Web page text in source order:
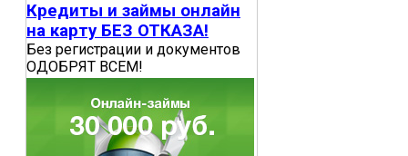
Кредиты и займы онлайн
на карту БЕЗ ОТКАЗА!
Без регистрации и документов
ОДОБРЯТ ВСЕМ!